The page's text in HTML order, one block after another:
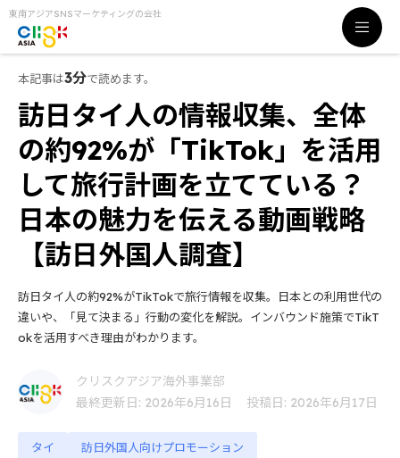
東南アジアSNSマーケティングの会社
本記事は3分で読めます。
訪日タイ人の情報収集、全体
の約92%が「TikTok」を活用
して旅行計画を立てている？
日本の魅力を伝える動画戦略
【訪日外国人調査】
訪日タイ人の約92%がTikTokで旅行情報を収集。日本との利用世代の
違いや、「見て決まる」行動の変化を解説。インバウンド施策でTikT
okを活用すべき理由がわかります。
クリスクアジア海外事業部
最終更新日: 2026年6月16日
投稿日: 2026年6月17日
タイ 訪日外国人向けプロモーション